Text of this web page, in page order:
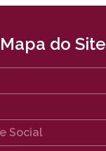
Mapa do Site
Social